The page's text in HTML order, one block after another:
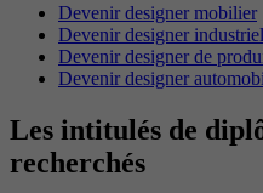
Devenir designer mobilier
Devenir designer industriel
Devenir designer de
Devenir designer
Les intitulés de
recherchés